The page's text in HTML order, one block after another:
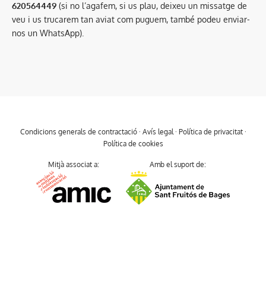
620564449 (si no l’agafem, si us plau, deixeu un missatge de
veu i us trucarem tan aviat com puguem, també podeu enviar-
nos un WhatsApp).
Condicions generals de contractació· Avís legal· Política de privacitat·
Política de cookies
Mitjà associat a: Amb el suport de: